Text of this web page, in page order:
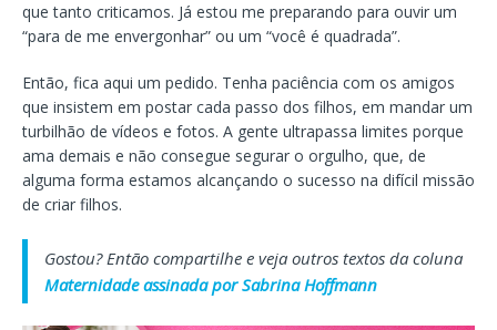
que tanto criticamos. Já estou me preparando para ouvir um
“para de me envergonhar” ou um “você é quadrada”.
Então, fica aqui um pedido. Tenha paciência com os amigos
que insistem em postar cada passo dos filhos, em mandar um
turbilhão de vídeos e fotos. A gente ultrapassa limites porque
ama demais e não consegue segurar o orgulho, que, de
alguma forma estamos alcançando o sucesso na difícil missão
de criar filhos.
Gostou? Então compartilhe e veja outros textos da coluna
Maternidade assinada por Sabrina Hoffmann